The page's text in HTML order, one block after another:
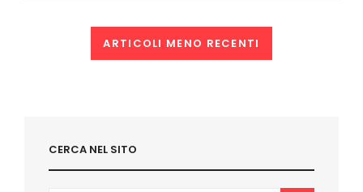
(FOTO)
Navigazione
ARTICOLI MENO RECENTI
CERCA NEL SITO